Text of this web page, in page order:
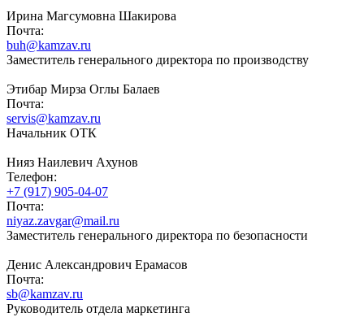
Ирина Магсумовна Шакирова
Почта:
buh@kamzav.ru
Заместитель генерального директора по производству
Этибар Мирза Оглы Балаев
Почта:
servis@kamzav.ru
Начальник ОТК
Нияз Наилевич Ахунов
Телефон:
+7 (917) 905-04-07
Почта:
niyaz.zavgar@mail.ru
Заместитель генерального директора по безопасности
Денис Александрович Ерамасов
Почта:
sb@kamzav.ru
Руководитель отдела маркетинга